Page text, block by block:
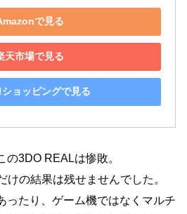
で見る
天市場で見る
ョッピングで見る
の3DO REALは惨敗。
けの結果は残せませんでした。
ったり、ゲーム機ではなくマルチ